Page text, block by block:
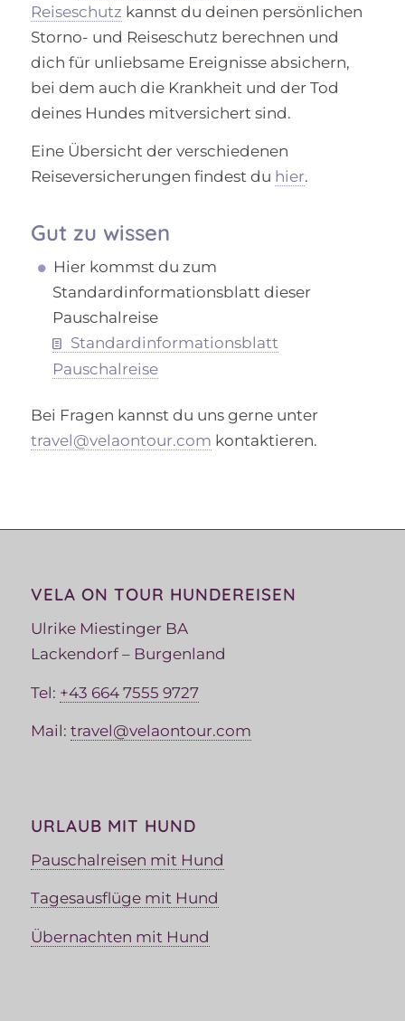
Reiseschutz kannst du deinen persönlichen
Storno- und Reiseschutz berechnen und
dich für unliebsame Ereignisse absichern,
bei dem auch die Krankheit und der Tod
deines Hundes mitversichert sind.
Eine Übersicht der verschiedenen
Reiseversicherungen findest du hier.
Gut zu wissen
Hier kommst du zum
Standardinformationsblatt dieser
Pauschalreise
Standardinformationsblatt
Pauschalreise
Bei Fragen kannst du uns gerne unter
travel@velaontour.com kontaktieren.
VELA ON TOUR HUNDEREISEN
Ulrike Miestinger BA
Lackendorf – Burgenland
Tel: +43 664 7555 9727
Mail: travel@velaontour.com
URLAUB MIT HUND
Pauschalreisen mit Hund
Tagesausflüge mit Hund
Übernachten mit Hund